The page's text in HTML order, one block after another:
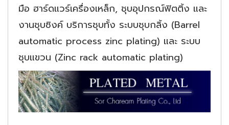
มือ ฮาร์ดแวร์เครื่องเหล็ก, ชุบอุปกรณ์ฟิตติ้ง และ
งานชุบซิงค์ บริการชุบทั้ง ระบบชุบกลิ้ง (Barrel
automatic process zinc plating) และ ระบบ
ชุบแขวน (Zinc rack automatic plating)